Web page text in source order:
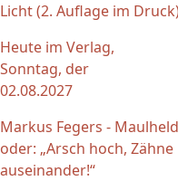
Licht (2. Auflage im
Heute im Verlag,
Sonntag, der
02.08.2027
Markus Fegers - Maulheld
oder: „Arsch hoch, Zähne
auseinander!“